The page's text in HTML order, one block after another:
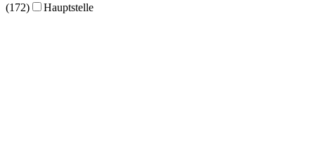
(172)
Hauptstelle